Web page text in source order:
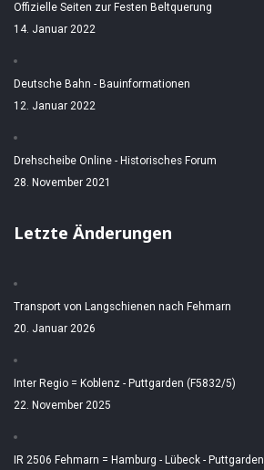
Offizielle Seiten zur Festen Beltquerung
14. Januar 2022
Deutsche Bahn - Bauinformationen
12. Januar 2022
Drehscheibe Online - Historisches Forum
28. November 2021
Letzte Änderungen
Transport von Langschienen nach Fehmarn
20. Januar 2026
Inter Regio = Koblenz - Puttgarden (F5832/5)
22. November 2025
IR 2506 Fehmarn = Hamburg - Lübeck - Puttgarden